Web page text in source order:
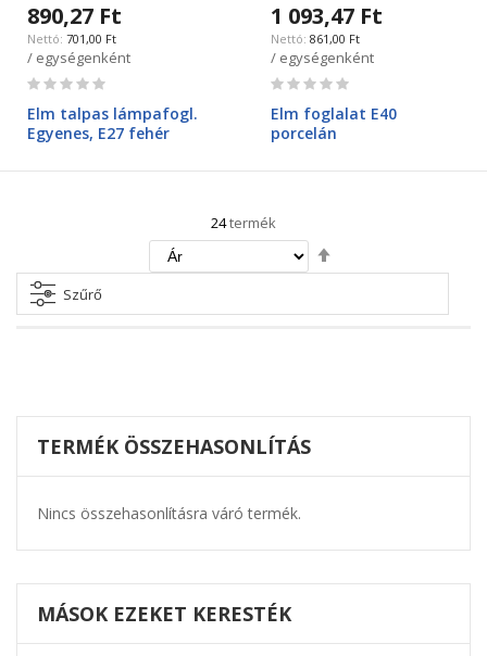
890,27 Ft
701,00 Ft
/ egységenként
Rating:
Elm talpas lámpafogl.
Egyenes, E27 fehér
1 093,47 Ft
861,00 Ft
/ egységenként
Rating:
Elm foglalat E40
porcelán
24termék
irány
Szűrő
TERMÉK ÖSSZEHASONLÍTÁS
Nincs összehasonlításra váró termék.
MÁSOK EZEKET KERESTÉK